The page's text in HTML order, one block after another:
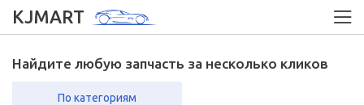
KJMART
Найдите любую запчасть за несколько кликов
По категориям